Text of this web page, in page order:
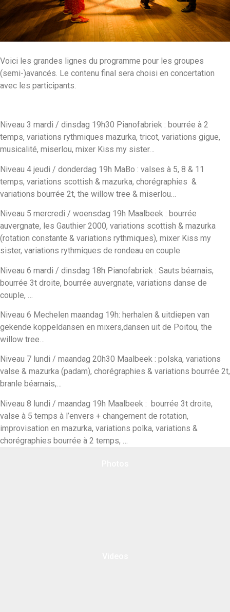
Voici les grandes lignes du programme pour les groupes
(semi-)avancés. Le contenu final sera choisi en concertation
avec les participants.
Niveau 3 mardi / dinsdag 19h30 Pianofabriek : bourrée à 2
temps, variations rythmiques mazurka, tricot, variations gigue,
musicalité, miserlou, mixer Kiss my sister…
Niveau 4 jeudi / donderdag 19h MaBo : valses à 5, 8 & 11
temps, variations scottish & mazurka, chorégraphies &
variations bourrée 2t, the willow tree & miserlou…
Niveau 5 mercredi / woensdag 19h Maalbeek : bourrée
auvergnate, les Gauthier 2000, variations scottish & mazurka
(rotation constante & variations rythmiques), mixer Kiss my
sister, variations rythmiques de rondeau en couple
Niveau 6 mardi / dinsdag 18h Pianofabriek : Sauts béarnais,
bourrée 3t droite, bourrée auvergnate, variations danse de
couple, …
Niveau 6 Mechelen maandag 19h: herhalen & uitdiepen van
gekende koppeldansen en mixers,dansen uit de Poitou, the
willow tree…
Niveau 7 lundi / maandag 20h30 Maalbeek : polska, variations
valse & mazurka (padam), chorégraphies & variations bourrée 2t,
branle béarnais,…
Niveau 8 lundi / maandag 19h Maalbeek : bourrée 3t droite,
valse à 5 temps à l’envers + changement de rotation,
improvisation en mazurka, variations polka, variations &
chorégraphies bourrée à 2 temps, …